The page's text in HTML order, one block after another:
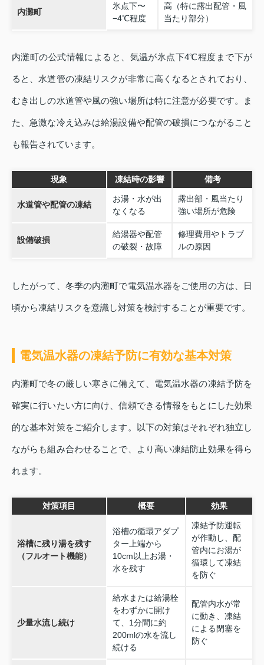
内灘町
氷点下〜
−4℃程度
高（特に露出配管・風
当たり部分）
内灘町の公式情報によると、気温が氷点下4℃程度まで下が
ると、水道管の凍結リスクが非常に高くなるとされており、
むき出しの水道管や風の強い場所は特に注意が必要です。ま
た、急激な冷え込みは給湯設備や配管の破損につながること
も報告されています。
現象 凍結時の影響 備考
水道管や配管の凍結
お湯・水が出
なくなる
露出部・風当たり
強い場所が危険
設備破損
給湯器や配管
の破裂・故障
修理費用やトラブ
ルの原因
したがって、冬季の内灘町で電気温水器をご使用の方は、日
頃から凍結リスクを意識し対策を検討することが重要です。
電気温水器の凍結予防に有効な基本対策
内灘町で冬の厳しい寒さに備えて、電気温水器の凍結予防を
確実に行いたい方に向け、信頼できる情報をもとにした効果
的な基本対策をご紹介します。以下の対策はそれぞれ独立し
ながらも組み合わせることで、より高い凍結防止効果を得ら
れます。
対策項目 概要 効果
浴槽に残り湯を残す
（フルオート機能）
浴槽の循環アダプ
ター上端から
10cm以上お湯・
水を残す
凍結予防運転
が作動し、配
管内にお湯が
循環して凍結
を防ぐ
少量水流し続け
給水または給湯栓
をわずかに開け
て、1分間に約
200mlの水を流し
続ける
配管内水が常
に動き、凍結
による閉塞を
防ぐ